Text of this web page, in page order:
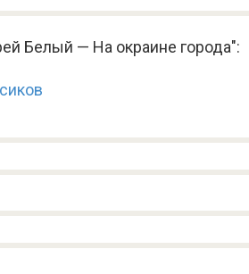
Белый — На окраине города":